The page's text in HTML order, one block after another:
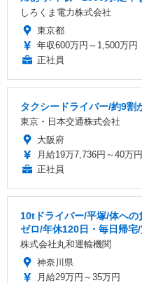
しろくま電力株式会社
東京都
年収600万円～1,500万円
正社員
タクシードライバー/約9割
東京・日本交通株式会社
大阪府
月給19万7,736円～40万円
正社員
10tドライバー/平塚/体へ
ゼロ/年休120日・毎日帰宅
株式会社丸和運輸機関
神奈川県
月給29万円～35万円